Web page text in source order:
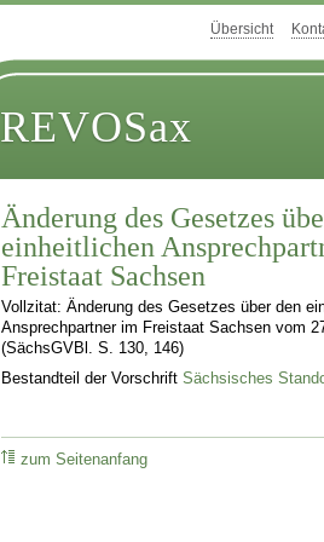
Übersicht
REVOSax
Änderung des Gesetzes
einheitlichen
Freistaat Sachsen
Vollzitat: Änderung des Gesetzes über den
Ansprechpartner im Freistaat Sachsen vom
(SächsGVBl. S. 130, 146)
Bestandteil der VorschriftSächsisches
zum Seitenanfang